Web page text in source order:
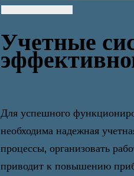
Учетные
Для успешного
необходима надежная
процессы, организовать
приводит к повышению